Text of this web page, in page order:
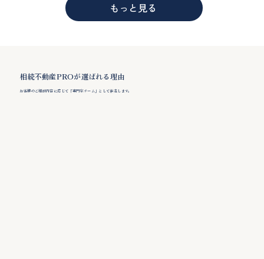
もっと見る
相続不動産PROが選ばれる理由
お客様のご相談内容に応じて「専門家チーム」として伴走します。